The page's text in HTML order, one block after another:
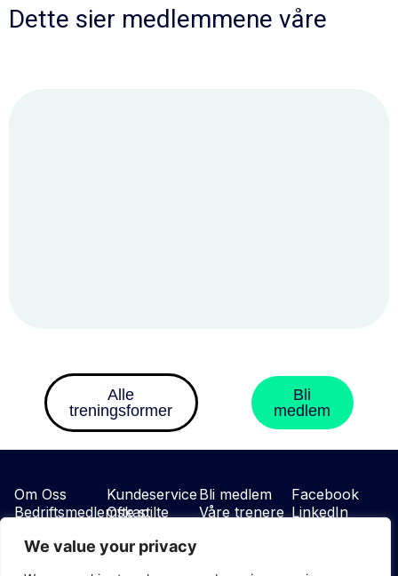
We value your privacy
Dette sier medlemmene våre
Alle
treningsformer
Bli
medlem
Om Oss
Bedriftsmedlemskap
Kundeservice
Ofte stilte
Bli medlem
Våre trenere
Facebook
LinkedIn